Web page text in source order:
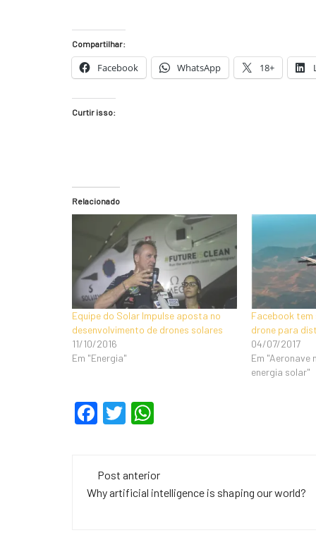
Compartilhar:
Facebook WhatsApp 18+
Curtir isso:
Relacionado
Equipe do Solar Impulse aposta no
desenvolvimento de drones solares
11/10/2016
Em "Energia"
Facebook tem
drone para
04/07/2017
Em
energia solar"
F
e
b
T
er s
A
Navegação
de
Post anterior
Why artificial intelligence is shaping our world?